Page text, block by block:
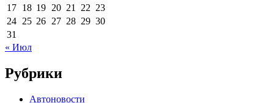
17 18 19 20 21 22 23
24 25 26 27 28 29 30
31
« Июл
Рубрики
Автоновости